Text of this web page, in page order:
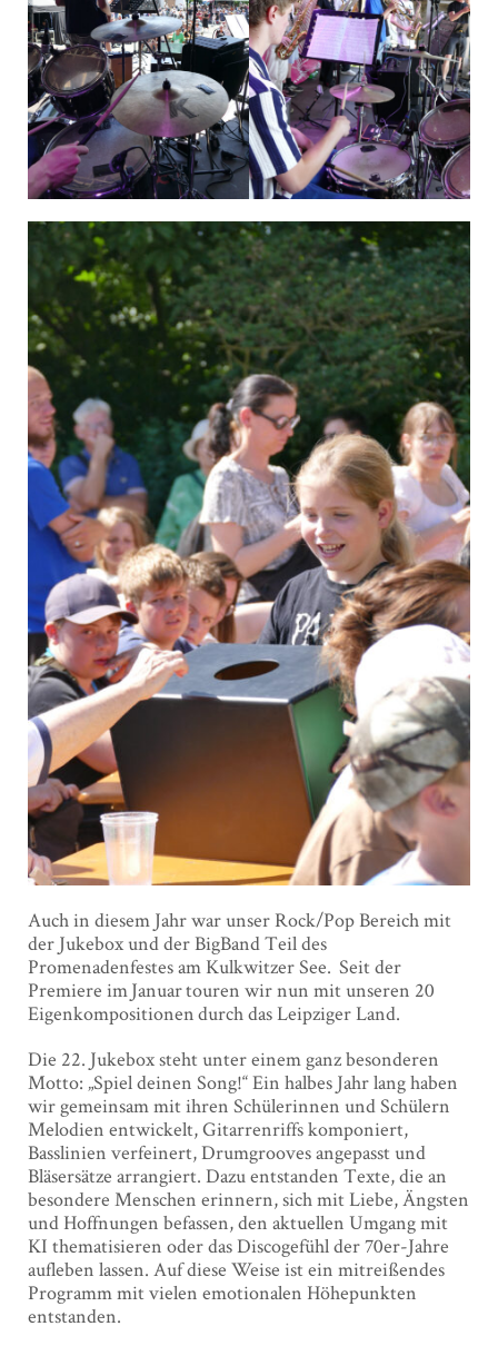
Auch in diesem Jahr war unser Rock/Pop Bereich mit
der Jukebox und der BigBand Teil des
Promenadenfestes am Kulkwitzer See. Seit der
Premiere im Januar touren wir nun mit unseren 20
Eigenkompositionen durch das Leipziger Land.
Die 22. Jukebox steht unter einem ganz besonderen
Motto: „Spiel deinen Song!“ Ein halbes Jahr lang haben
wir gemeinsam mit ihren Schülerinnen und Schülern
Melodien entwickelt, Gitarrenriffs komponiert,
Basslinien verfeinert, Drumgrooves angepasst und
Bläsersätze arrangiert. Dazu entstanden Texte, die an
besondere Menschen erinnern, sich mit Liebe, Ängsten
und Hoffnungen befassen, den aktuellen Umgang mit
KI thematisieren oder das Discogefühl der 70er-Jahre
aufleben lassen. Auf diese Weise ist ein mitreißendes
Programm mit vielen emotionalen Höhepunkten
entstanden.